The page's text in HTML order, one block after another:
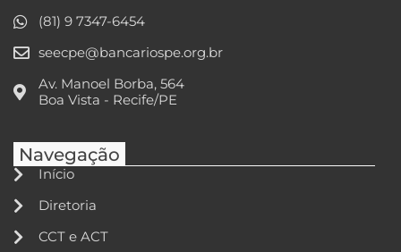
(81) 9 7347-6454
seecpe@bancariospe.org.br
Av. Manoel Borba, 564
Boa Vista - Recife/PE
Navegação
Início
Diretoria
CCT e ACT